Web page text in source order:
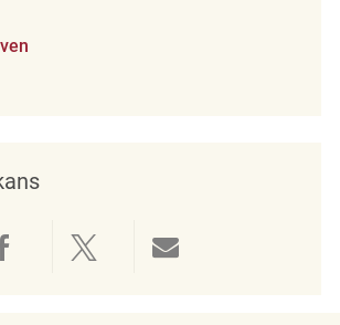
LinkedIn
Delen via Facebook
Delen via twitter